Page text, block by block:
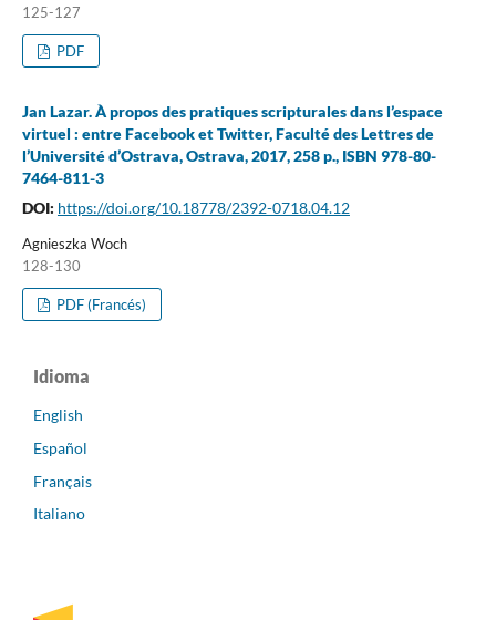
125-127
PDF
Jan Lazar. À propos des pratiques scripturales dans l’espace
virtuel : entre Facebook et Twitter, Faculté des Lettres de
l’Université d’Ostrava, Ostrava, 2017, 258 p., ISBN 978-80-
7464-811-3
DOI: https://doi.org/10.18778/2392-0718.04.12
Agnieszka Woch
128-130
PDF (Francés)
Idioma
English
Español
Français
Italiano